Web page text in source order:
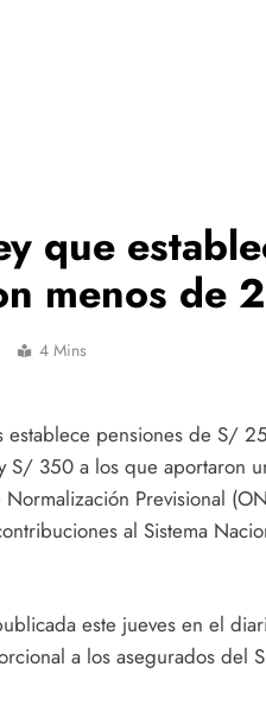
que
menos de
4 Mins
establece pensiones de S/
S/ 350 a los que aportaron
Previsional
al Sistema
este jueves en el
a los asegurados del